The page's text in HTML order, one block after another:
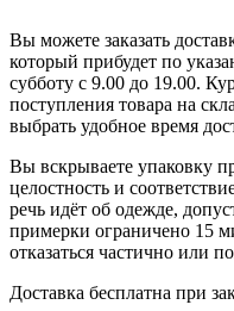
Вы можете заказать
который прибудет по
субботу с 9.00 до 19.00.
поступления товара на
выбрать удобное время
Вы вскрываете упаковку
целостность и
речь идёт об одежде,
примерки ограничено 15
отказаться частично или
Доставка бесплатна при